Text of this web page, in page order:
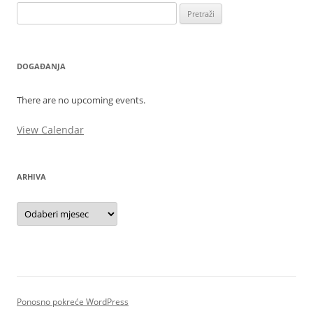
DOGAĐANJA
There are no upcoming events.
View Calendar
ARHIVA
Arhiva
Ponosno pokreće WordPress